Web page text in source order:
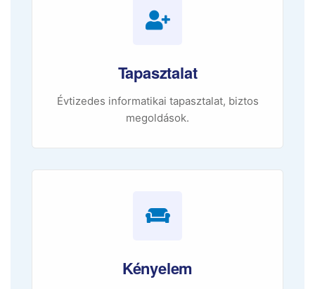
Tapasztalat
Évtizedes informatikai tapasztalat, biztos
megoldások.
Kényelem